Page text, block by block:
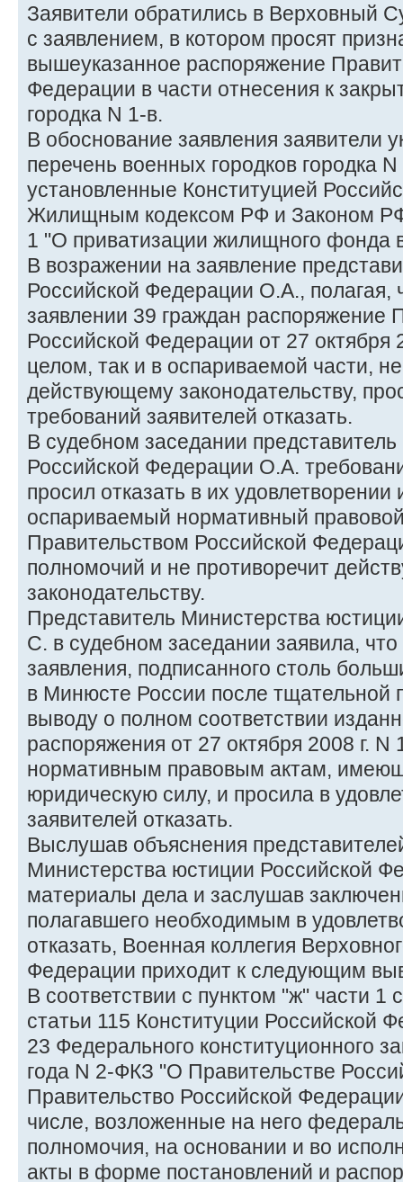
Заявители обратились в Верховный
с заявлением, в котором просят
вышеуказанное распоряжение
Федерации в части отнесения к
городка N 1-в.
В обоснование заявления заявители
перечень военных городков городка
установленные Конституцией
Жилищным кодексом РФ и Законом
1 "О приватизации жилищного фонда
В возражении на заявление
Российской Федерации О.А., полагая,
заявлении 39 граждан распоряжение
Российской Федерации от 27 октября
целом, так и в оспариваемой части,
действующему законодательству,
требований заявителей отказать.
В судебном заседании
Российской Федерации О.А.
просил отказать в их удовлетворении
оспариваемый нормативный
Правительством Российской
полномочий и не противоречит
законодательству.
Представитель Министерства
С. в судебном заседании заявила,
заявления, подписанного столь
в Минюсте России после тщательной
выводу о полном соответствии
распоряжения от 27 октября 2008 г.
нормативным правовым актам,
юридическую силу, и просила в
заявителей отказать.
Выслушав объяснения
Министерства юстиции Российской
материалы дела и заслушав
полагавшего необходимым в
отказать, Военная коллегия
Федерации приходит к следующим
В соответствии с пунктом "ж" части 1
статьи 115 Конституции Российской
23 Федерального конституционного
года N 2-ФКЗ "О Правительстве
Правительство Российской
числе, возложенные на него
полномочия, на основании и во
акты в форме постановлений и